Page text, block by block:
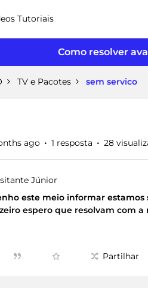
Tutoriais
Como resolver
TV e Pacotes sem servico
ago 1 resposta 28
Júnior
este meio informar estamos
espero que resolvam com
Partilhar